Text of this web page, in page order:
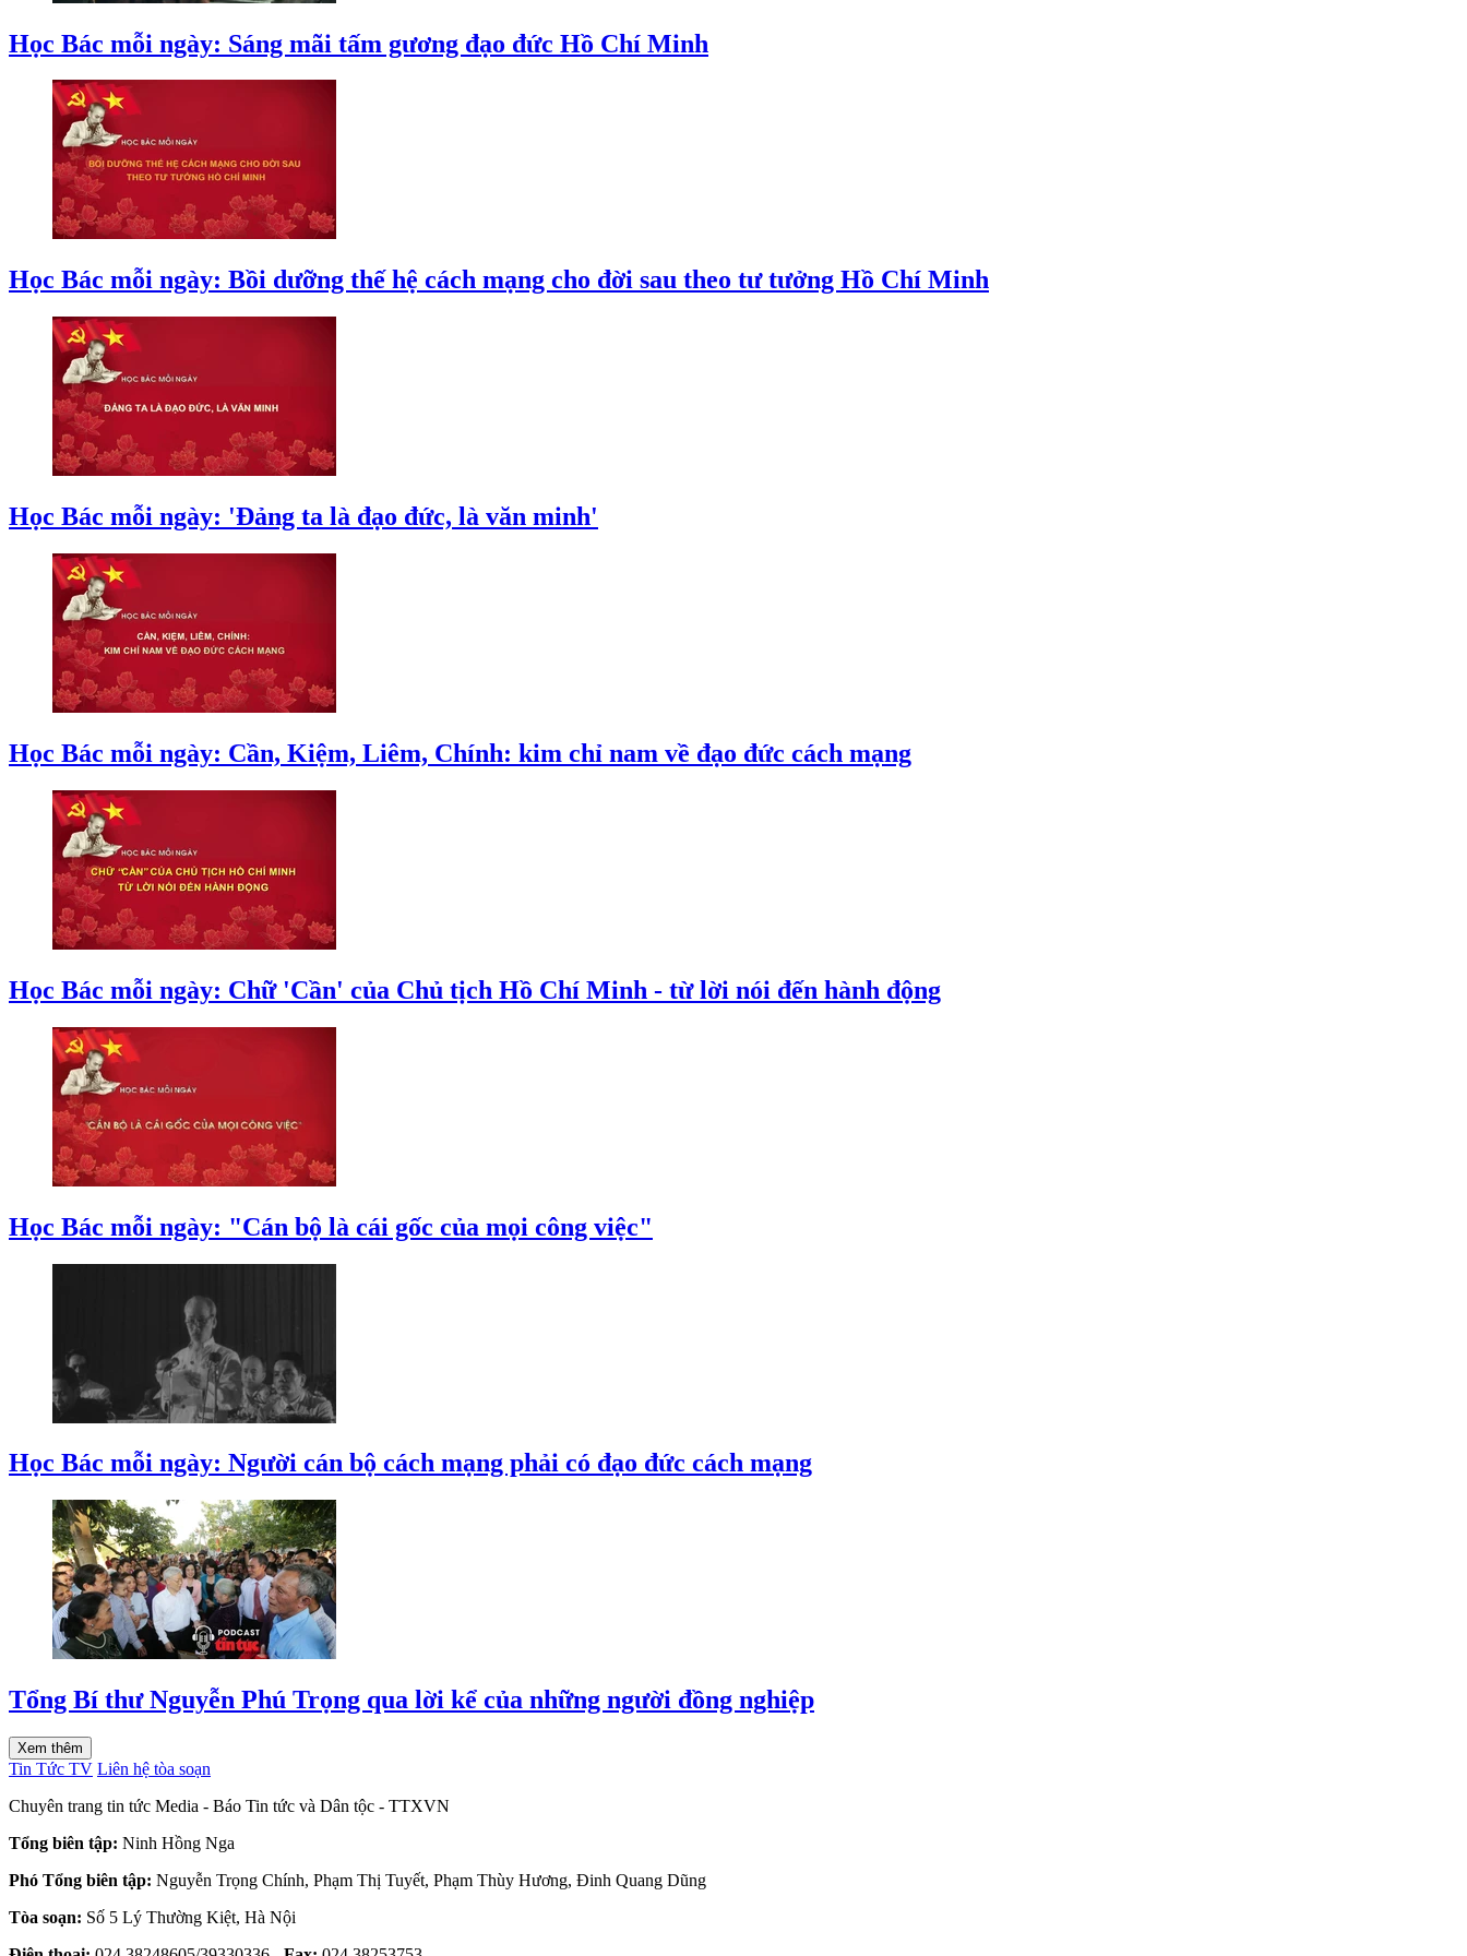
Học Bác mỗi ngày: Sáng mãi tấm gương đạo đức Hồ Chí Minh
Học Bác mỗi ngày: Bồi dưỡng thế hệ cách mạng cho đời sau theo tư tưởng Hồ Chí Minh
Học Bác mỗi ngày: 'Đảng ta là đạo đức, là văn minh'
Học Bác mỗi ngày: Cần, Kiệm, Liêm, Chính: kim chỉ nam về đạo đức cách mạng
Học Bác mỗi ngày: Chữ 'Cần' của Chủ tịch Hồ Chí Minh - từ lời nói đến hành động
Học Bác mỗi ngày: "Cán bộ là cái gốc của mọi công việc"
Học Bác mỗi ngày: Người cán bộ cách mạng phải có đạo đức cách mạng
Tổng Bí thư Nguyễn Phú Trọng qua lời kể của những người đồng nghiệp
Xem thêm
Tin Tức TV Liên hệ tòa soạn
Chuyên trang tin tức Media - Báo Tin tức và Dân tộc - TTXVN
Tổng biên tập: Ninh Hồng Nga
Phó Tổng biên tập: Nguyễn Trọng Chính, Phạm Thị Tuyết, Phạm Thùy Hương, Đinh Quang Dũng
Tòa soạn: Số 5 Lý Thường Kiệt, Hà Nội